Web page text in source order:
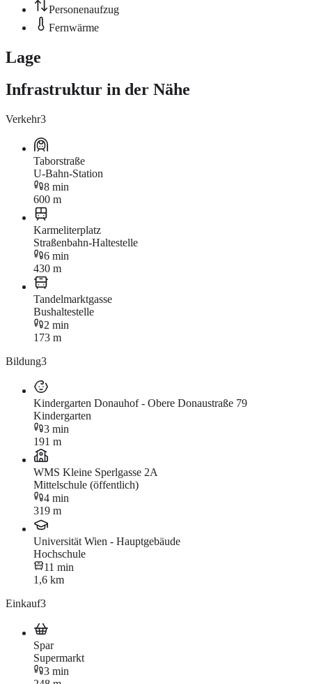
Personenaufzug
Fernwärme
Lage
Infrastruktur in der Nähe
Verkehr3
Taborstraße
U-Bahn-Station
8 min
600 m
Karmeliterplatz
Straßenbahn-Haltestelle
6 min
430 m
Tandelmarktgasse
Bushaltestelle
2 min
173 m
Bildung3
Kindergarten Donauhof - Obere Donaustraße 79
Kindergarten
3 min
191 m
WMS Kleine Sperlgasse 2A
Mittelschule (öffentlich)
4 min
319 m
Universität Wien - Hauptgebäude
Hochschule
11 min
1,6 km
Einkauf3
Spar
Supermarkt
3 min